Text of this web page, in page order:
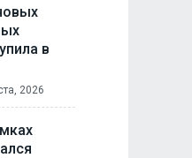
в
2026